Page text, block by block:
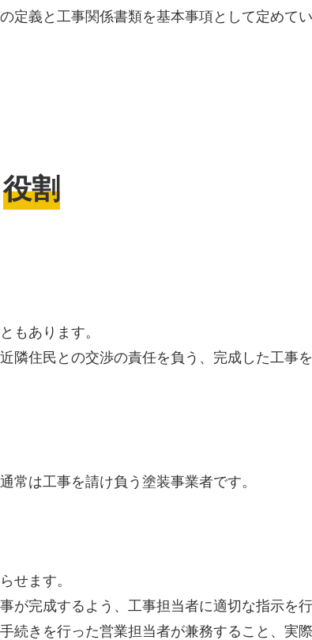
義と工事関係書類を基本事項として定めてい
役割
もあります。
隣住民との交渉の責任を負う、完成した工事
常は工事を請け負う塗装事業者です。
せます。
完成するよう、工事担当者に適切な指示を行
続きを行った営業担当者が兼務すること、実